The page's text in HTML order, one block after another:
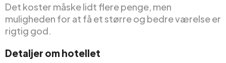
Det koster måske lidt flere penge, men
muligheden for at få et større og bedre værelse er
rigtig god.
Detaljer om hotellet